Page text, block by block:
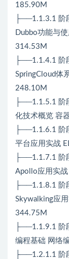
185.90M
├──1.1.3.1 阶
Dubbo功能与
314.53M
├──1.1.4.1 阶
SpringCloud体
248.10M
├──1.1.5.1 阶
化技术概览 容
├──1.1.6.1 阶
平台应用实战
├──1.1.7.1 阶
Apollo应用实
├──1.1.8.1 阶
Skywalking应
344.75M
├──1.1.9.1 阶
编程基础 网络
├──1.2.1.1 阶